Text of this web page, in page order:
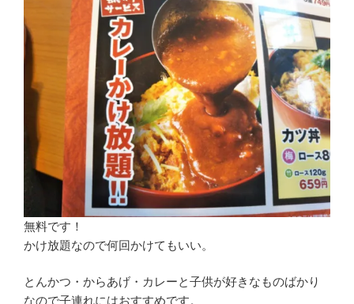
無料です！
かけ放題なので何回かけてもいい。
とんかつ・からあげ・カレーと子供が好きなものばかり
なので子連れにはおすすめです。